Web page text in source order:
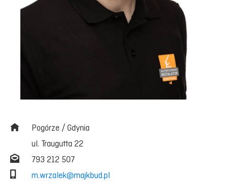
Pogórze / Gdynia
ul. Traugutta 22
793 212 507
m.wrzalek@majkbud.pl